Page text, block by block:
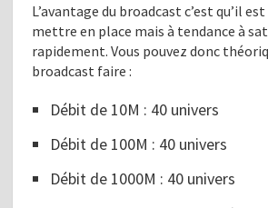
L’avantage du broadcast c’est qu’il
mettre en place mais à tendance à
rapidement. Vous pouvez donc
broadcast faire :
Débit de 10M : 40 univers
Débit de 100M : 40 univers
Débit de 1000M : 40 univers